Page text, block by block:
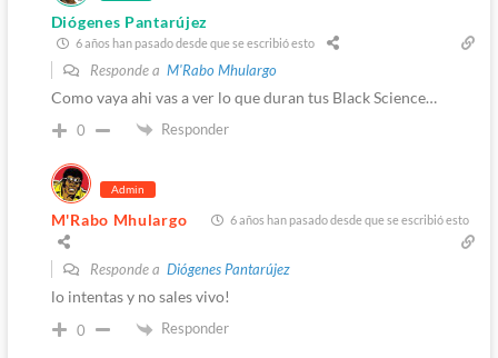
Diógenes Pantarújez
6 años han pasado desde que se escribió esto
Responde a M'Rabo Mhulargo
Como vaya ahi vas a ver lo que duran tus Black Science…
0 Responder
Admin
M'Rabo Mhulargo 6 años han pasado desde que se escribió esto
Responde a Diógenes Pantarújez
lo intentas y no sales vivo!
0 Responder